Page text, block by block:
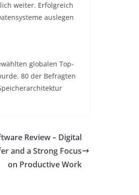
weiter. Erfolgreich
auslegen
globalen Top-
80 der Befragten
Review – Digital
and a Strong Focus
on Productive Work